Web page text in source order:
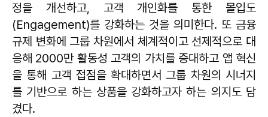
정을 개선하고, 고객 개인화를 통한 몰입도
(Engagement)를 강화하는 것을 의미한다. 또 금융
규제 변화에 그룹 차원에서 체계적이고 선제적으로 대
응해 2000만 활동성 고객의 가치를 증대하고 앱 혁신
을 통해 고객 접점을 확대하면서 그룹 차원의 시너지
를 기반으로 하는 상품을 강화하고자 하는 의지도 담
겼다.